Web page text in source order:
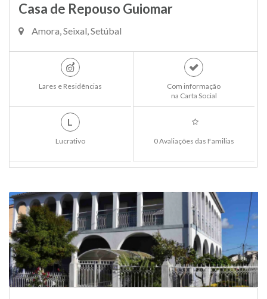
Casa de Repouso Guiomar
Amora, Seixal, Setúbal
Lares e Residências
Com informação
na Carta Social
L
Lucrativo 0 Avaliações das Familias